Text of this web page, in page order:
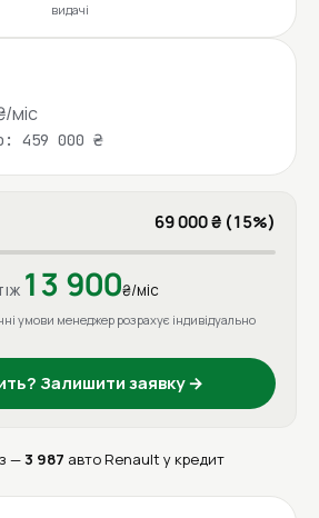
видачі
міс
459 000 ₴
69 000 ₴ (15%)
13 900₴/міс
умови менеджер розрахує індивідуально
Залишити заявку →
— 3 987 авто Renault у кредит